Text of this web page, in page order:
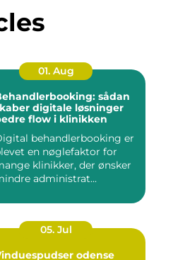
01. Aug
sådan
digitale løsninger
flow i klinikken
behandlerbooking er
en nøglefaktor for
klinikker, der ønsker
administrat...
05. Jul
odense